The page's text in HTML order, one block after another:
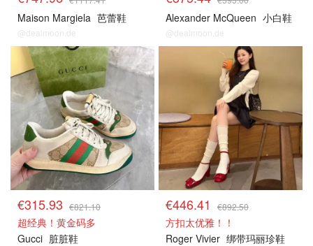
Maison Margiela 芭蕾鞋
@dealmoon.de
Alexander McQueen 小白鞋
@dealmoon.de
€315.93 €821.10
超经典！黄金码多
Gucci 脏脏鞋
€446.41 €892.50
方扣太优雅！！
Roger Vivier 绑带玛丽珍鞋